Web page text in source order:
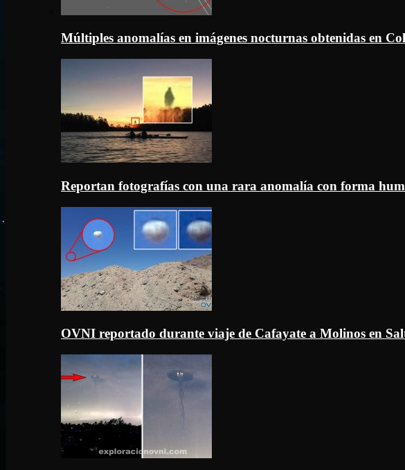
Múltiples anomalías en imágenes nocturnas obtenidas en
Reportan fotografías con una rara anomalía con forma
OVNI reportado durante viaje de Cafayate a Molinos en